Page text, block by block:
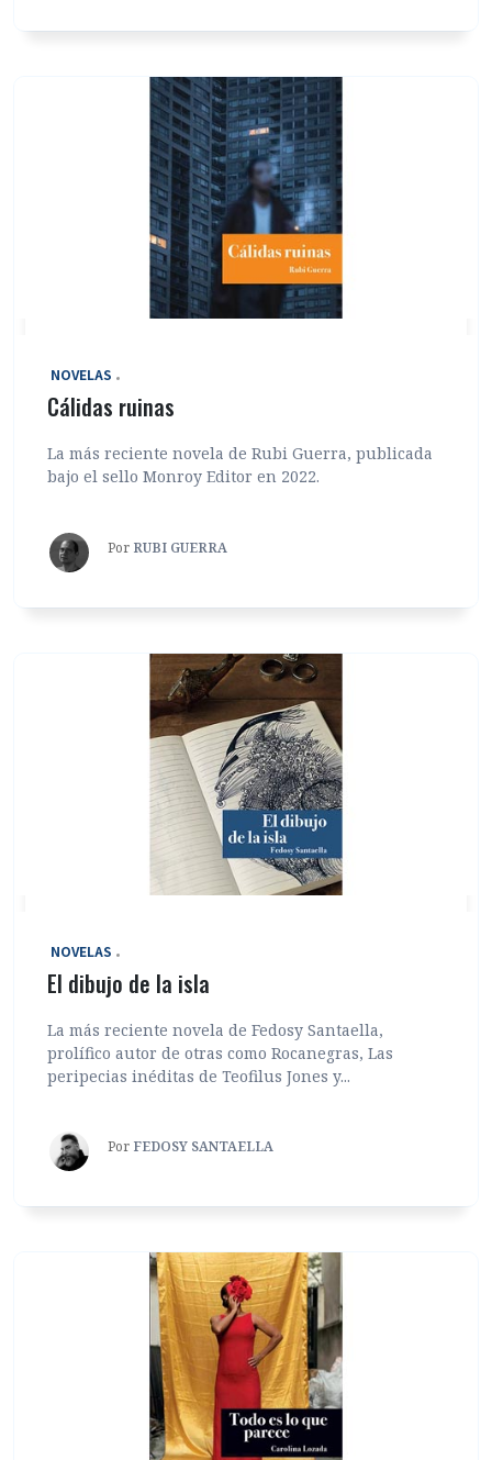
‎ NOVELAS
Cálidas ruinas
La más reciente novela de Rubi Guerra, publicada
bajo el sello Monroy Editor en 2022.
Por RUBI GUERRA
‎ NOVELAS
El dibujo de la isla
La más reciente novela de Fedosy Santaella,
prolífico autor de otras como Rocanegras, Las
peripecias inéditas de Teofilus Jones y...
Por FEDOSY SANTAELLA